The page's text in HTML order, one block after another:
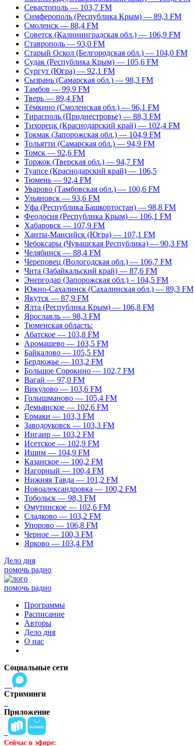
Севастополь — 103,7 FM
Симферополь (Республика Крым) — 89,3 FM
Смоленск — 88,4 FM
Советск (Калининградская обл.) — 106,9 FM
Ставрополь — 93,0 FM
Старый Оскол (Белгородская обл.) — 104,0 FM
Судак (Республика Крым) — 105,6 FM
Сургут (Югра) — 92,1 FM
Сызрань (Самарская обл.) — 98,3 FM
Тамбов — 99,9 FM
Тверь — 89,4 FM
Тёмкино (Смоленская обл.) — 96,1 FM
Тирасполь (Приднестровье) — 88,3 FM
Тихорецк (Краснодарский край) — 102,4 FM
Токмак (Запорожская обл.) — 104,9 FM
Тольятти (Самарская обл.) — 94,9 FM
Томск — 92,6 FM
Торжок (Тверская обл.) — 94,7 FM
Туапсе (Краснодарский край) — 106,5
Тюмень — 92,4 FM
Уварово (Тамбовская обл.) — 100,6 FM
Ульяновск — 93,6 FM
Уфа (Республика Башкортостан) — 98,8 FM
Феодосия (Республика Крым) — 106,1 FM
Хабаровск — 107,9 FM
Ханты-Мансийск (Югра) — 107,1 FM
Чебоксары (Чувашская Республика) — 90,3 FM
Челябинск — 88,4 FM
Череповец (Вологодская обл.) — 106,7 FM
Чита (Забайкальский край) — 87,6 FM
Энергодар (Запорожская обл.) – 104,5 FM
Южно-Сахалинск (Сахалинская обл.) — 89,3 FM
Якутск — 87,9 FM
Ялта (Республика Крым) — 106,8 FM
Ярославль — 98,3 FM
Тюменская область:
Абатское — 103,8 FM
Аромашево — 103,5 FM
Байкалово — 105,5 FM
Бердюжье — 103,2 FM
Большое Сорокино — 102,7 FM
Вагай — 97,0 FM
Викулово — 103,6 FM
Голышманово — 105,4 FM
Демьянское — 102,6 FM
Ермаки — 103,3 FM
Заводоуковск — 103,3 FM
Ингаир — 103,2 FM
Исетское — 102,9 FM
Ишим — 104,9 FM
Казанское — 100,2 FM
Нагорный — 100,4 FM
Нижняя Тавда — 101,2 FM
Новоалександровка — 100,2 FM
Тобольск — 98,3 FM
Омутинское — 102,6 FM
Сладково — 103,2 FM
Упорово — 106,8 FM
Черное — 100,3 FM
Ярково — 103,4 FM
Дело дня
помочь радио
помочь радио
Программы
Расписание
Авторы
Дело дня
О нас
Социальные сети
Стриминги
Приложение
Сейчас в эфире: